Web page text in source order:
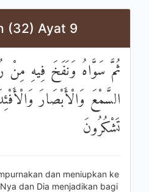
(32) Ayat 9
ثُمَّ سَوَّاهُ وَنَفَخَ فِيهِ
السَّمْعَ وَالْأَبْصَارَ
تَشْكُرُونَ
dan meniupkan ke
dan Dia menjadikan bagi